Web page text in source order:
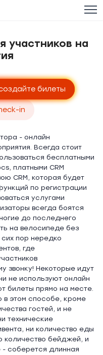
участников на
билеты
in
- онлайн
Всегда стоит
бесплатными
платными CRM
CRM, которая будет
по регистрации
услугами
всегда боятся
до последнего
на велосипеде без
пор нередко
где
звонку! Некоторые идут
не используют онлайн
билеты прямо на месте.
в этом способе, кроме
гостей, и не
технические
ни количество еды
количество бейджей, и
соберется длинная